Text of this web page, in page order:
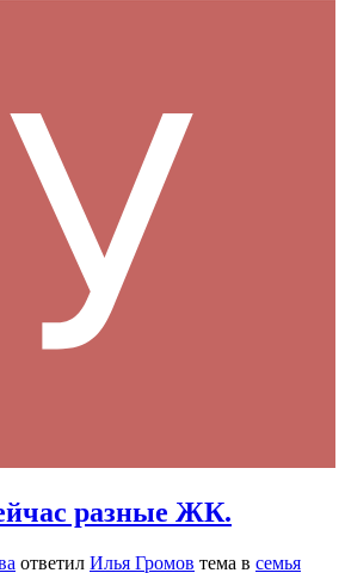
разные ЖК.
ответил Илья Громов тема в семья